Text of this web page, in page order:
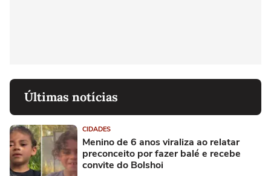
Últimas notícias
CIDADES
Menino de 6 anos viraliza ao relatar
preconceito por fazer balé e recebe
convite do Bolshoi